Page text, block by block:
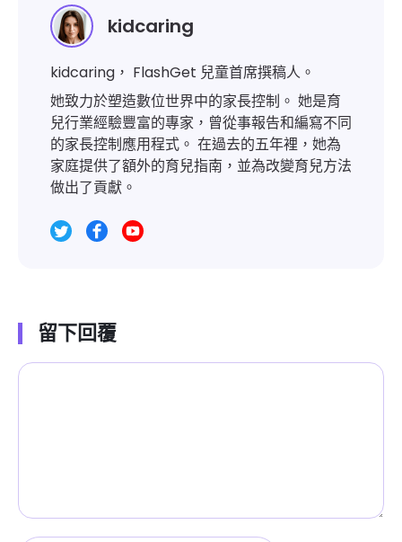
kidcaring
kidcaring， FlashGet 兒童首席撰稿人。
她致力於塑造數位世界中的家長控制。 她是育
兒行業經驗豐富的專家，曾從事報告和編寫不同
的家長控制應用程式。 在過去的五年裡，她為
家庭提供了額外的育兒指南，並為改變育兒方法
做出了貢獻。
留下回覆